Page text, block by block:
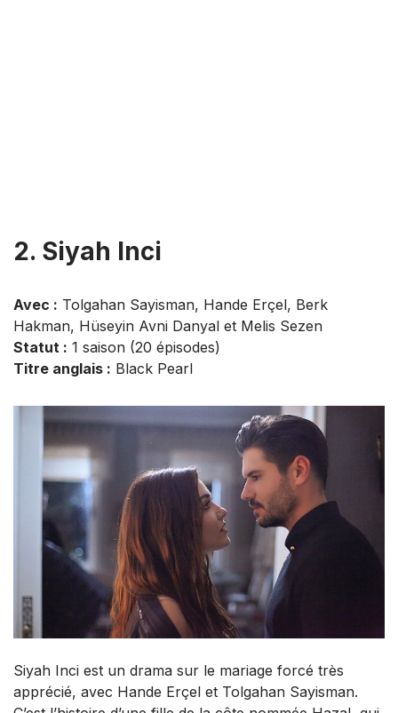
2. Siyah Inci
Avec : Tolgahan Sayisman, Hande Erçel, Berk
Hakman, Hüseyin Avni Danyal et Melis Sezen
Statut : 1 saison (20 épisodes)
Titre anglais : Black Pearl
Siyah Inci est un drama sur le mariage forcé très
apprécié, avec Hande Erçel et Tolgahan Sayisman.